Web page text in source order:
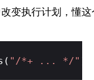
变执行计划，懂
"/*+ ... */"